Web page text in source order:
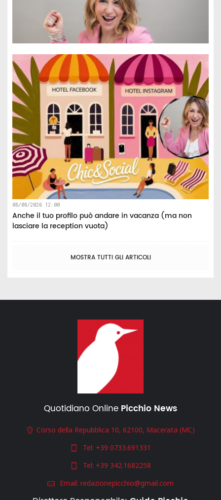
08/08/2026 12:00
Anche il tuo profilo può andare in vacanza (ma non
lasciare la reception vuota)
MOSTRA TUTTI GLI ARTICOLI
Quotidiano Online Picchio News
Corso della Repubblica 10, 62100, Macerata (MC)
Tel: +39 0733.691331
Tel: +39 342.1682258
Email: redazionepicchio@gmail.com